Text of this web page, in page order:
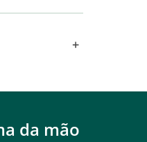
+
da mão